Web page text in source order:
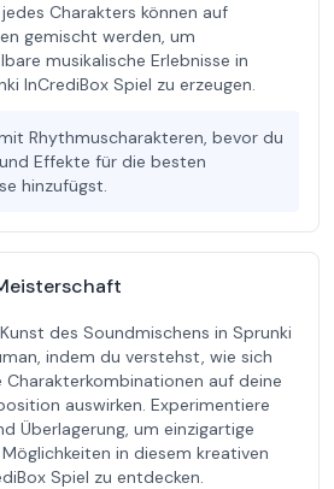
Charakters können auf
gemischt werden, um
musikalische Erlebnisse in
InCrediBox Spiel zu erzeugen.
Rhythmuscharakteren, bevor du
Effekte für die besten
hinzufügst.
des Soundmischens in Sprunki
indem du verstehst, wie sich
Charakterkombinationen auf deine
auswirken. Experimentiere
Überlagerung, um einzigartige
in diesem kreativen
Spiel zu entdecken.